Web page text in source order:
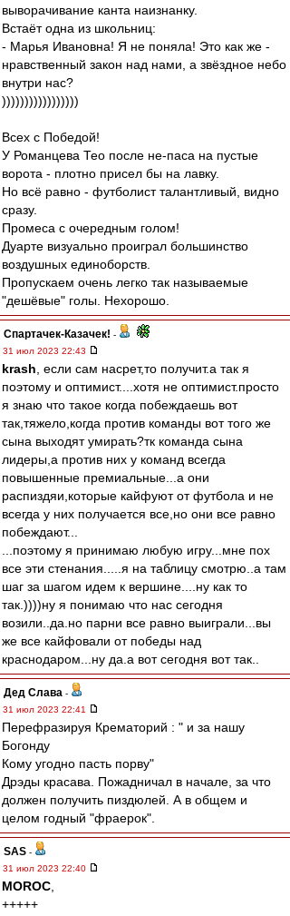
выворачивание канта наизнанку.
Встаёт одна из школьниц:
- Марья Ивановна! Я не поняла! Это как же -
нравственный закон над нами, а звёздное небо
внутри нас?
)))))))))))))))))
Всех с Победой!
У Романцева Тео после не-паса на пустые
ворота - плотно присел бы на лавку.
Но всё равно - футболист талантливый, видно
сразу.
Промеса с очередным голом!
Дуарте визуально проиграл большинство
воздушных единоборств.
Пропускаем очень легко так называемые
"дешёвые" голы. Нехорошо.
Спартачек-Казачек! -
31 июл 2023 22:43
krash , если сам насрет,то получит.а так я
поэтому и оптимист....хотя не оптимист.просто
я знаю что такое когда побеждаешь вот
так,тяжело,когда против команды вот того же
сына выходят умирать?тк команда сына
лидеры,а против них у команд всегда
повышенные премиальные...а они
распиздяи,которые кайфуют от футбола и не
всегда у них получается все,но они все равно
побеждают...
...поэтому я принимаю любую игру...мне пох
все эти стенания.....я на таблицу смотрю..а там
шаг за шагом идем к вершине....ну как то
так.))))ну я понимаю что нас сегодня
возили..да.но парни все равно выиграли...вы
же все кайфовали от победы над
краснодаром...ну да.а вот сегодня вот так..
Дед Слава -
31 июл 2023 22:41
Перефразируя Крематорий : " и за нашу
Богонду
Кому угодно пасть порву"
Дрэды красава. Пожадничал в начале, за что
должен получить пиздюлей. А в общем и
целом годный "фраерок".
SAS -
31 июл 2023 22:40
MOROC
+++++